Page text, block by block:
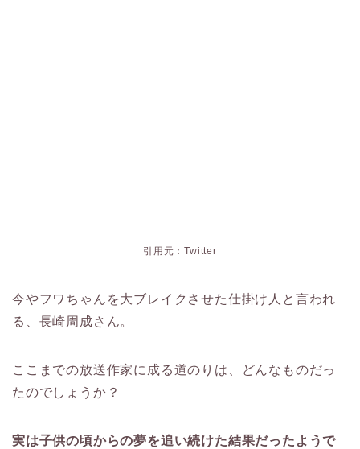
引用元：Twitter
今やフワちゃんを大ブレイクさせた仕掛け人と言われ
る、長崎周成さん。
ここまでの放送作家に成る道のりは、どんなものだっ
たのでしょうか？
実は子供の頃からの夢を追い続けた結果だったようで